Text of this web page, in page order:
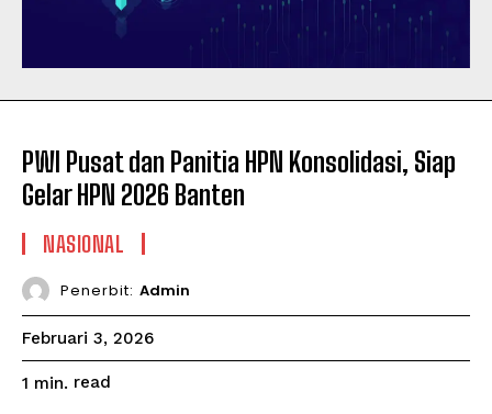
PWI Pusat dan Panitia HPN Konsolidasi, Siap
Gelar HPN 2026 Banten
NASIONAL
Penerbit: Admin
Februari 3, 2026
1 min. read